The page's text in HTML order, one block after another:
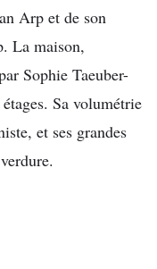
Arp et de son
La maison,
Sophie Taeuber-
Sa volumétrie
et ses grandes